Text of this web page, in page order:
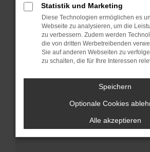
Betriebssystem auf dem
sind.
Veraltete Software birgt nicht
Sicherheitsrisiko, sondern kann
führen, dass bestimmte
unterstützt werden.
Wende dich an den
Wenn du alle oben genannten
hast, kontaktiere uns bitte. Wir
versuchen, das Problem zu
uns diesen Text schicken, um
Statistik und Marketing
Diese Technologien ermöglichen es
Webseite zu analysieren, um die
zu verbessern. Zudem werden
die von dritten Werbetreibenden
Sie auf anderen Webseiten zu
zu schalten, die für Ihre Interessen
Speichern
Optionale Cookies
Alle akzeptieren